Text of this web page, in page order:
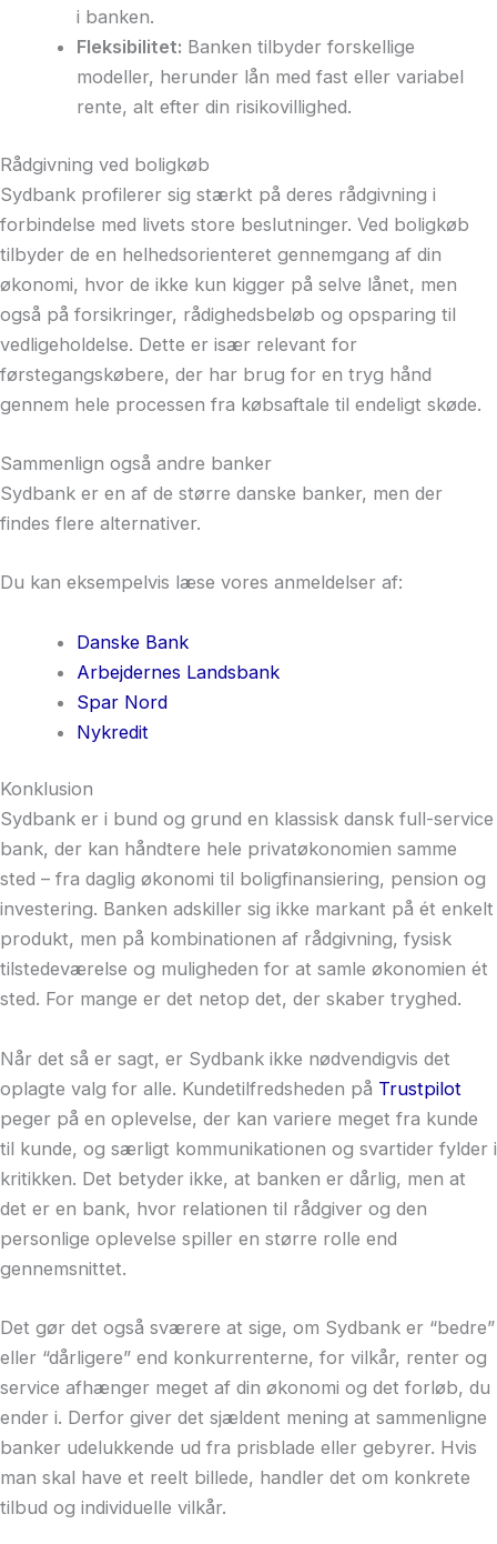
i banken.
Fleksibilitet: Banken tilbyder forskellige
modeller, herunder lån med fast eller variabel
rente, alt efter din risikovillighed.
Rådgivning ved boligkøb
Sydbank profilerer sig stærkt på deres rådgivning i
forbindelse med livets store beslutninger. Ved boligkøb
tilbyder de en helhedsorienteret gennemgang af din
økonomi, hvor de ikke kun kigger på selve lånet, men
også på forsikringer, rådighedsbeløb og opsparing til
vedligeholdelse. Dette er især relevant for
førstegangskøbere, der har brug for en tryg hånd
gennem hele processen fra købsaftale til endeligt skøde.
Sammenlign også andre banker
Sydbank er en af de større danske banker, men der
findes flere alternativer.
Du kan eksempelvis læse vores anmeldelser af:
Danske Bank
Arbejdernes Landsbank
Spar Nord
Nykredit
Konklusion
Sydbank er i bund og grund en klassisk dansk full-service
bank, der kan håndtere hele privatøkonomien samme
sted – fra daglig økonomi til boligfinansiering, pension og
investering. Banken adskiller sig ikke markant på ét enkelt
produkt, men på kombinationen af rådgivning, fysisk
tilstedeværelse og muligheden for at samle økonomien ét
sted. For mange er det netop det, der skaber tryghed.
Når det så er sagt, er Sydbank ikke nødvendigvis det
oplagte valg for alle. Kundetilfredsheden på Trustpilot
peger på en oplevelse, der kan variere meget fra kunde
til kunde, og særligt kommunikationen og svartider fylder i
kritikken. Det betyder ikke, at banken er dårlig, men at
det er en bank, hvor relationen til rådgiver og den
personlige oplevelse spiller en større rolle end
gennemsnittet.
Det gør det også sværere at sige, om Sydbank er “bedre”
eller “dårligere” end konkurrenterne, for vilkår, renter og
service afhænger meget af din økonomi og det forløb, du
ender i. Derfor giver det sjældent mening at sammenligne
banker udelukkende ud fra prisblade eller gebyrer. Hvis
man skal have et reelt billede, handler det om konkrete
tilbud og individuelle vilkår.